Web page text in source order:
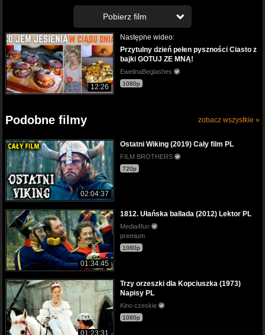
Pobierz film
Bardzo wysoka (1080p) 4.25 GB
Niska (360p) 506.94 MB
Średnia (480p) 920.88 MB
12:26
Następne wideo:
Przytulny dzień pełen pyszności Ciasto z
bajki GOTUJ ZE MNĄ!
EwelinaBeglashes
1080p
Podobne filmy zobacz wszystkie »
02:04:37
Ostatni Wiking (2019) Cały film PL
FILM BROTHERS
720p
01:34:45
1812. Ułańska ballada (2012) Lektor PL
Media4fun
premium
1080p
01:23:31
Trzy orzeszki dla Kopciuszka (1973)
Napisy PL
Kino czeskie
1080p